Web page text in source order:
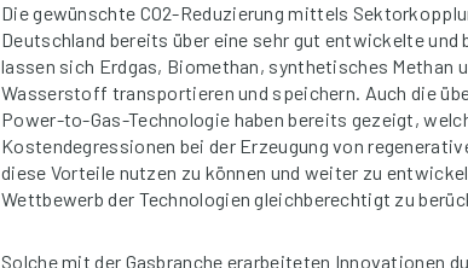
Die gewünschte CO2-Reduzierung mittels
Deutschland bereits über eine sehr gut entwickelte
lassen sich Erdgas, Biomethan, synthetisches Methan
Wasserstoff transportieren und speichern. Auch die
Power-to-Gas-Technologie haben bereits gezeigt,
Kostendegressionen bei der Erzeugung von
diese Vorteile nutzen zu können und weiter zu
Wettbewerb der Technologien gleichberechtigt zu
Solche mit der Gasbranche erarbeiteten Innovationen